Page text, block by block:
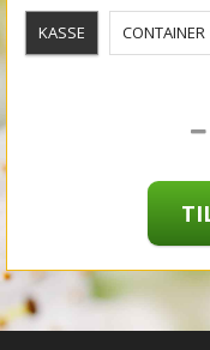
KASSE CONTAINER